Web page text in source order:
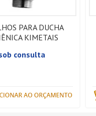
PARA DUCHA
KIMETAIS
consulta